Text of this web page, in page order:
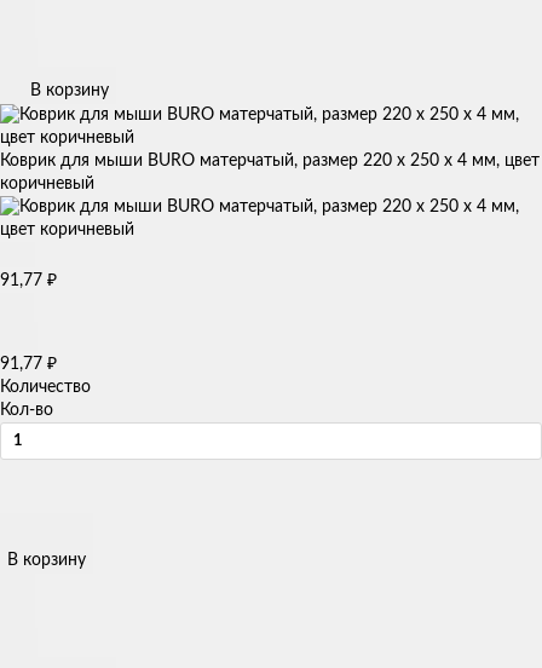
В корзину
Коврик для мыши BURO матерчатый, размер 220 х 250 х 4 мм, цвет
коричневый
91,77 ₽
91,77 ₽
Количество
Кол-во
В корзину